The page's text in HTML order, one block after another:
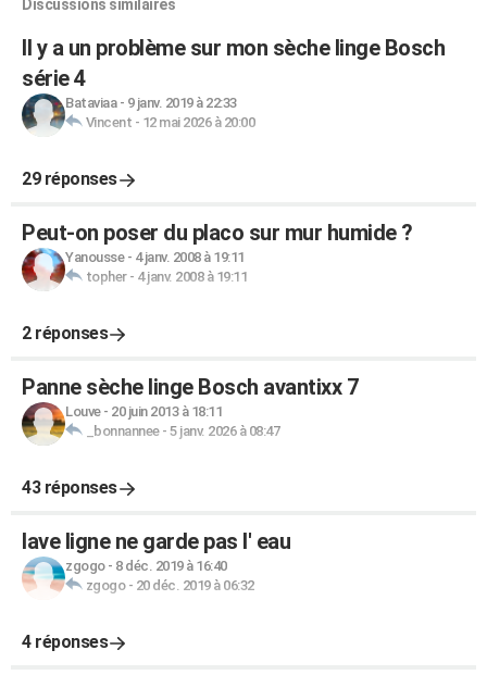
Discussions similaires
Il y a un problème sur mon sèche linge Bosch
série 4
Bataviaa- 9 janv. 2019 à 22:33
Vincent - 12 mai 2026 à 20:00
29 réponses
Peut-on poser du placo sur mur humide ?
Yanousse- 4 janv. 2008 à 19:11
topher- 4 janv. 2008 à 19:11
2 réponses
Panne sèche linge Bosch avantixx 7
Louve- 20 juin 2013 à 18:11
_bonnannee- 5 janv. 2026 à 08:47
43 réponses
lave ligne ne garde pas l' eau
zgogo- 8 déc. 2019 à 16:40
zgogo- 20 déc. 2019 à 06:32
4 réponses